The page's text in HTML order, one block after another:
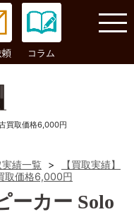
コラム
買取価格6,000円
実績一覧 >
【買取実績】
取価格6,000円
ーカー Solo